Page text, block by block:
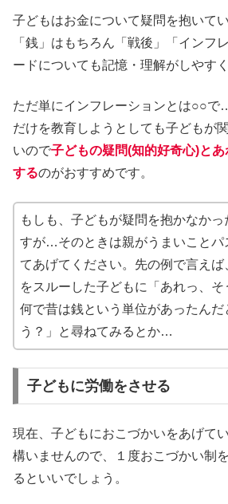
子どもはお金について疑問を抱いて
「銭」はもちろん「戦後」「インフ
ードについても記憶・理解がしやす
ただ単にインフレーションとは○○
だけを教育しようとしても子どもが
いので子どもの疑問(知的好奇心)と
するのがおすすめです。
もしも、子どもが疑問を抱かなかっ
すが…そのときは親がうまいことパ
てあげてください。先の例で言えば
をスルーした子どもに「あれっ、そ
何で昔は銭という単位があったんだ
う？」と尋ねてみるとか…
子どもに労働をさせる
現在、子どもにおこづかいをあげて
構いませんので、１度おこづかい制
るといいでしょう。